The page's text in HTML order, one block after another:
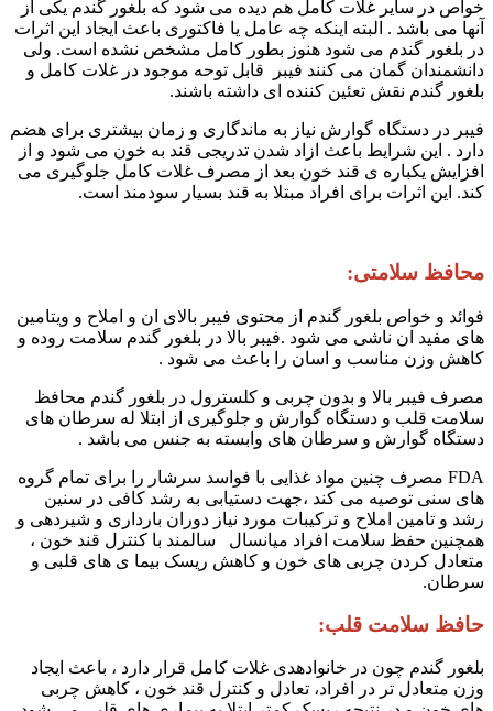
خواص در سایر غلات کامل هم دیده می شود که بلغور گندم یکی از
آنها می باشد . البته اینکه چه عامل یا فاکتوری باعث ایجاد این اثرات
در بلغور گندم می شود هنوز بطور کامل مشخص نشده است. ولی
دانشمندان گمان می کنند فیبر قابل توحه موجود در غلات کامل و
بلغور گندم نقش تعئین کننده ای داشته باشند.
فیبر در دستگاه گوارش نیاز به ماندگاری و زمان بیشتری برای هضم
دارد . این شرایط باعث ازاد شدن تدریجی قند به خون می شود و از
افزایش یکباره ی قند خون بعد از مصرف غلات کامل جلوگیری می
کند. این اثرات برای افراد مبتلا به قند بسیار سودمند است.
محافظ سلامتی:
فوائد و خواص بلغور گندم از محتوی فیبر بالای ان و املاح و ویتامین
های مفید ان ناشی می شود .فیبر بالا در بلغور گندم سلامت روده و
کاهش وزن مناسب و اسان را باعث می شود .
مصرف فیبر بالا و بدون چربی و کلسترول در بلغور گندم محافظ
سلامت قلب و دستگاه گوارش و جلوگیری از ابتلا له سرطان های
دستگاه گوارش و سرطان های وابسته به جنس می باشد .
FDA مصرف چنین مواد غذایی با فواسد سرشار را برای تمام گروه
های سنی توصیه می کند ،جهت دستیابی به رشد کافی در سنین
رشد و تامین املاح و ترکیبات مورد نیاز دوران بارداری و شیردهی و
همچنین حفظ سلامت افراد میانسال سالمند با کنترل قند خون ،
متعادل کردن چربی های خون و کاهش ریسک بیما ی های قلبی و
سرطان.
حافظ سلامت قلب:
بلغور گندم‌ چون در خانوادهدی غلات کامل قرار دارد ، باعث ایجاد
وزن متعادل تر در افراد، تعادل و کنترل قند خون ، کاهش چربی